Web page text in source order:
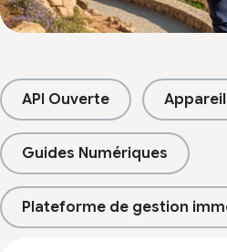
API Ouverte
Guides Numériques
Plateforme de gestion